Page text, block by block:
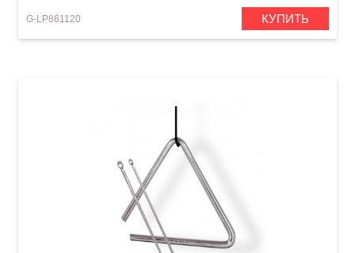
G-LP861120 КУПИТЬ